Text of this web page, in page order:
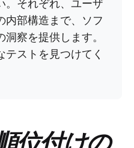
。それぞれ、ユーザ
内部構造まで、ソフ
察を提供します。
ストを見つけてく
位付けの